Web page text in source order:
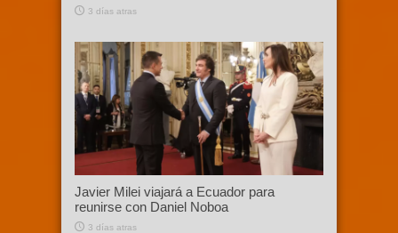
3 días atras
Javier Milei viajará a Ecuador para
reunirse con Daniel Noboa
3 días atras